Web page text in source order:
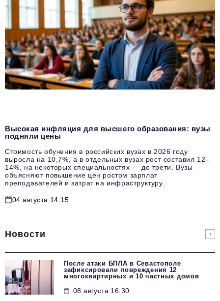
Высокая инфляция для высшего образования: вузы
подняли цены
Стоимость обучения в российских вузах в 2026 году
выросла на 10,7%, а в отдельных вузах рост составил 12–
14%, на некоторых специальностях — до трети. Вузы
объясняют повышение цен ростом зарплат
преподавателей и затрат на инфраструктуру.
04 августа 14:15
Новости
После атаки БПЛА в Севастополе
зафиксировали повреждения 12
многоквартирных и 10 частных домов
08 августа 16:30